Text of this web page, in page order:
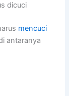
dicuci
mencuci
аntаrаnуа